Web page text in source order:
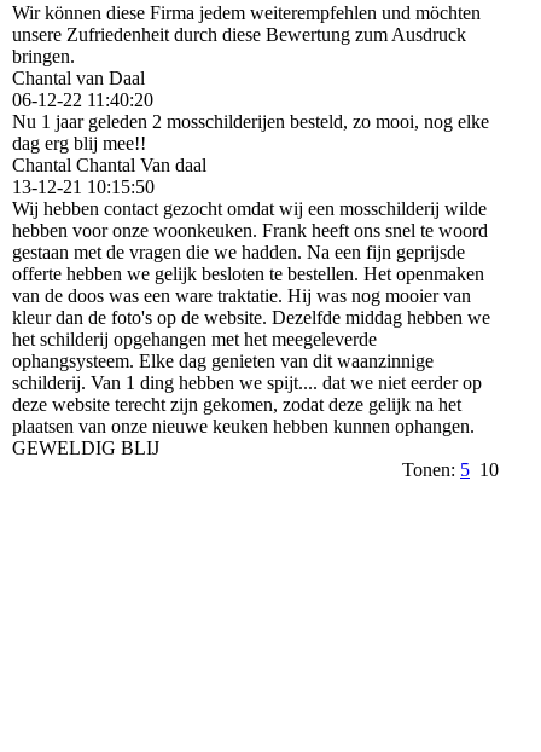
Wir können diese Firma jedem weiterempfehlen und möchten
unsere Zufriedenheit durch diese Bewertung zum Ausdruck
bringen.
Chantal van Daal
06-12-22 11:40:20
Nu 1 jaar geleden 2 mosschilderijen besteld, zo mooi, nog elke
dag erg blij mee!!
Chantal Chantal Van daal
13-12-21 10:15:50
Wij hebben contact gezocht omdat wij een mosschilderij wilde
hebben voor onze woonkeuken. Frank heeft ons snel te woord
gestaan met de vragen die we hadden. Na een fijn geprijsde
offerte hebben we gelijk besloten te bestellen. Het openmaken
van de doos was een ware traktatie. Hij was nog mooier van
kleur dan de foto's op de website. Dezelfde middag hebben we
het schilderij opgehangen met het meegeleverde
ophangsysteem. Elke dag genieten van dit waanzinnige
schilderij. Van 1 ding hebben we spijt.... dat we niet eerder op
deze website terecht zijn gekomen, zodat deze gelijk na het
plaatsen van onze nieuwe keuken hebben kunnen ophangen.
GEWELDIG BLIJ
Tonen: 5 10